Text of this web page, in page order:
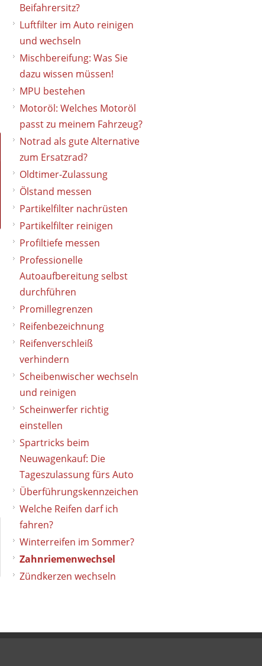
Beifahrersitz?
Luftfilter im Auto reinigen
und wechseln
Mischbereifung: Was Sie
dazu wissen müssen!
MPU bestehen
Motoröl: Welches Motoröl
passt zu meinem Fahrzeug?
Notrad als gute Alternative
zum Ersatzrad?
Oldtimer-Zulassung
Ölstand messen
Partikelfilter nachrüsten
Partikelfilter reinigen
Profiltiefe messen
Professionelle
Autoaufbereitung selbst
durchführen
Promillegrenzen
Reifenbezeichnung
Reifenverschleiß
verhindern
Scheibenwischer wechseln
und reinigen
Scheinwerfer richtig
einstellen
Spartricks beim
Neuwagenkauf: Die
Tageszulassung fürs Auto
Überführungskennzeichen
Welche Reifen darf ich
fahren?
Winterreifen im Sommer?
Zahnriemenwechsel
Zündkerzen wechseln